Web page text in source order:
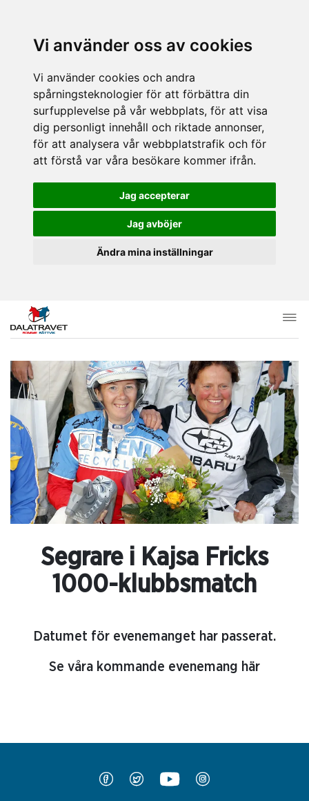
Vi använder oss av cookies
Vi använder cookies och andra
spårningsteknologier för att förbättra din
surfupplevelse på vår webbplats, för att visa
dig personligt innehåll och riktade annonser,
för att analysera vår webbplatstrafik och för
att förstå var våra besökare kommer ifrån.
Jag accepterar
Jag avböjer
Ändra mina inställningar
Segrare i Kajsa Fricks
1000-klubbsmatch
Datumet för evenemanget har passerat.
Se våra kommande evenemang här